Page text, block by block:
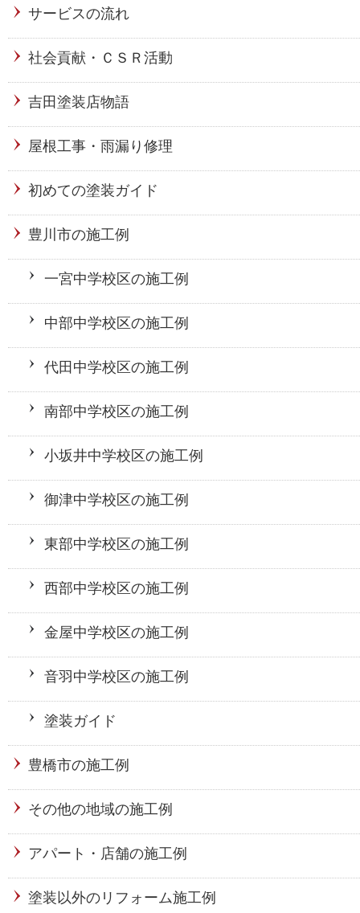
サービスの流れ
社会貢献・ＣＳＲ活動
吉田塗装店物語
屋根工事・雨漏り修理
初めての塗装ガイド
豊川市の施工例
一宮中学校区の施工例
中部中学校区の施工例
代田中学校区の施工例
南部中学校区の施工例
小坂井中学校区の施工例
御津中学校区の施工例
東部中学校区の施工例
西部中学校区の施工例
金屋中学校区の施工例
音羽中学校区の施工例
塗装ガイド
豊橋市の施工例
その他の地域の施工例
アパート・店舗の施工例
塗装以外のリフォーム施工例